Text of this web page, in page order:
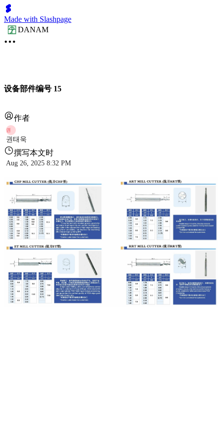
Made with Slashpage
DANAM
设备部件编号 15
作者
권
권태욱
撰写本文时
Aug 26, 2025 8:32 PM